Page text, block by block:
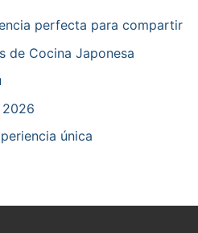
perfecta para compartir
de Cocina Japonesa
única